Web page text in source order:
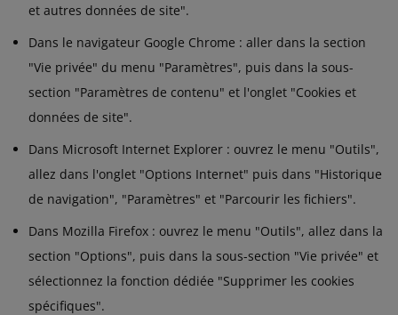
et autres données de site".
Dans le navigateur Google Chrome : aller dans la section
"Vie privée" du menu "Paramètres", puis dans la sous-
section "Paramètres de contenu" et l'onglet "Cookies et
données de site".
Dans Microsoft Internet Explorer : ouvrez le menu "Outils",
allez dans l'onglet "Options Internet" puis dans "Historique
de navigation", "Paramètres" et "Parcourir les fichiers".
Dans Mozilla Firefox : ouvrez le menu "Outils", allez dans la
section "Options", puis dans la sous-section "Vie privée" et
sélectionnez la fonction dédiée "Supprimer les cookies
spécifiques".